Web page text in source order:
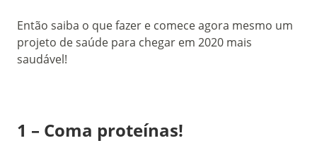
Então saiba o que fazer e comece agora mesmo um
projeto de saúde para chegar em 2020 mais
saudável!
1 – Coma proteínas!